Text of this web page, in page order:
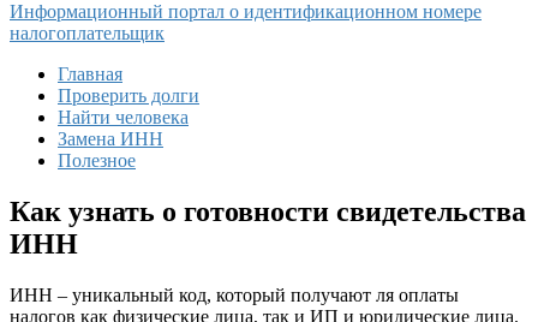
Информационный портал о идентификационном номере
налогоплательщик
Главная
Проверить долги
Найти человека
Замена ИНН
Полезное
Как узнать о готовности свидетельства
ИНН
ИНН – уникальный код, который получают ля оплаты
налогов как физические лица, так и ИП и юридические лица.